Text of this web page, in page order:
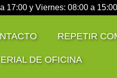
17:00 y Viernes: 08:00 a 15:00
REPETIR
DE OFICINA